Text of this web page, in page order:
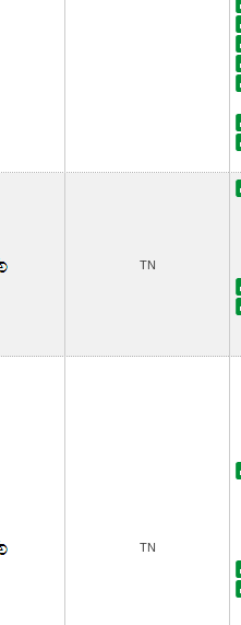
TN
TN